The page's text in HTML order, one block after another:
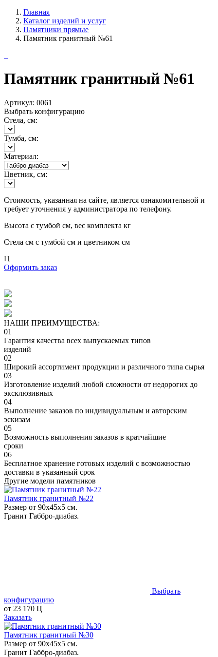
Главная
Каталог изделий и услуг
Памятники прямые
Памятник гранитный №61
Памятник гранитный №61
Артикул: 0061
Выбрать конфигурацию
Стела, см:
Тумба, см:
Материал:
Цветник, см:
Стоимость, указанная на сайте, является ознакомительной и
требует уточнения у администратора по телефону.
Высота с тумбой см, вес комплекта кг
Стела см с тумбой см и цветником см
Ц
Оформить заказ
НАШИ ПРЕИМУЩЕСТВА:
01
Гарантия качества всех выпускаемых типов
изделий
02
Широкий ассортимент продукции и различного типа сырья
03
Изготовление изделий любой сложности от недорогих до
эксклюзивных
04
Выполнение заказов по индивидуальным и авторским
эскизам
05
Возможность выполнения заказов в кратчайшие
сроки
06
Бесплатное хранение готовых изделий с возможностью
доставки в указанный срок
Другие модели памятников
Памятник гранитный №22
Размер от 90х45х5 см.
Гранит Габбро-диабаз.
Выбрать
конфигурацию
от 23 170 Ц
Заказать
Памятник гранитный №30
Размер от 90х45х5 см.
Гранит Габбро-диабаз.